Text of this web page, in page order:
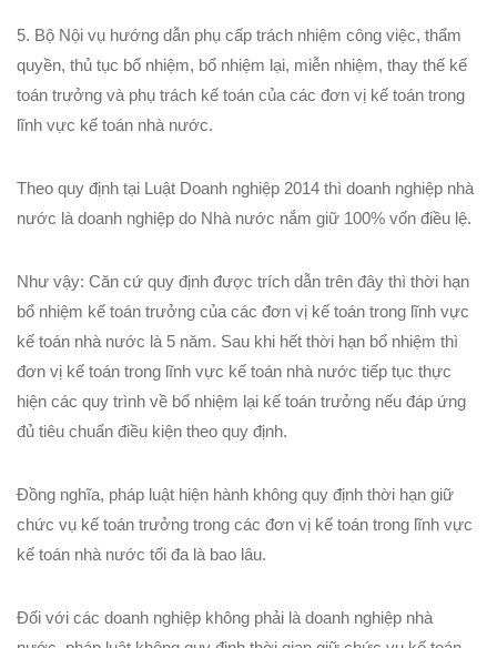
5. Bộ Nội vụ hướng dẫn phụ cấp trách nhiệm công việc, thẩm
quyền, thủ tục bổ nhiệm, bổ nhiệm lại, miễn nhiệm, thay thế kế
toán trưởng và phụ trách kế toán của các đơn vị kế toán trong
lĩnh vực kế toán nhà nước.
Theo quy định tại Luật Doanh nghiệp 2014 thì doanh nghiệp nhà
nước là doanh nghiệp do Nhà nước nắm giữ 100% vốn điều lệ.
Như vậy: Căn cứ quy định được trích dẫn trên đây thì thời hạn
bổ nhiệm kế toán trưởng của các đơn vị kế toán trong lĩnh vực
kế toán nhà nước là 5 năm. Sau khi hết thời hạn bổ nhiệm thì
đơn vị kế toán trong lĩnh vực kế toán nhà nước tiếp tục thực
hiện các quy trình về bổ nhiệm lại kế toán trưởng nếu đáp ứng
đủ tiêu chuẩn điều kiện theo quy định.
Đồng nghĩa, pháp luật hiện hành không quy định thời hạn giữ
chức vụ kế toán trưởng trong các đơn vị kế toán trong lĩnh vực
kế toán nhà nước tối đa là bao lâu.
Đối với các doanh nghiệp không phải là doanh nghiệp nhà